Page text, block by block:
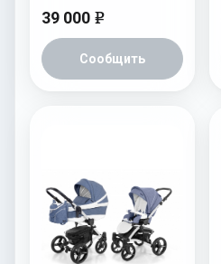
39 000 e
Сообщить